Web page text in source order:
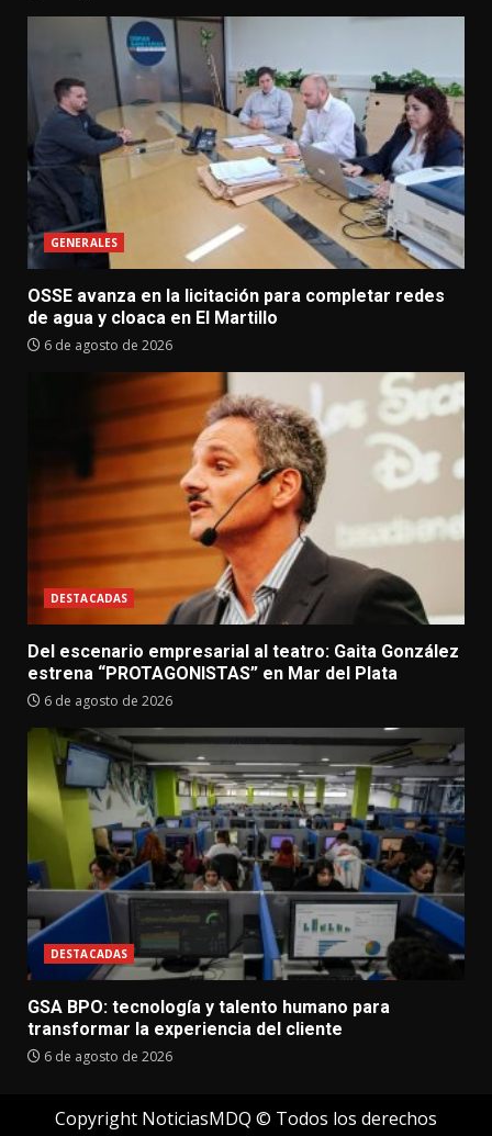
GENERALES
OSSE avanza en la licitación para completar redes
de agua y cloaca en El Martillo
6 de agosto de 2026
DESTACADAS
Del escenario empresarial al teatro: Gaita González
estrena “PROTAGONISTAS” en Mar del Plata
6 de agosto de 2026
DESTACADAS
GSA BPO: tecnología y talento humano para
transformar la experiencia del cliente
6 de agosto de 2026
Copyright NoticiasMDQ © Todos los derechos